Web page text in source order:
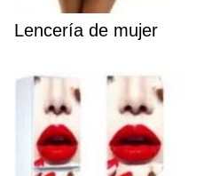
Lencería de mujer